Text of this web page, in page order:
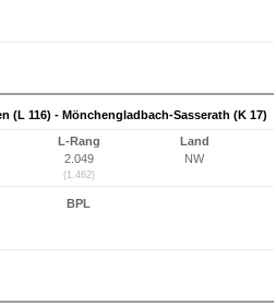
(L 116) - Mönchengladbach-Sasserath (K 17)
L-Rang
2.049
(1.462)
Land
NW
BPL